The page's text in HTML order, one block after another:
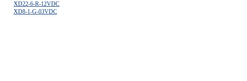
XD22-6-R-12VDC
XD8-1-G-03VDC